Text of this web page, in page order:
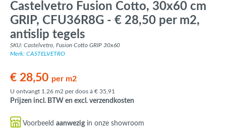
Castelvetro Fusion Cotto, 30x60 cm
GRIP, CFU36R8G - € 28,50 per m2,
antislip tegels
SKU: Castelvetro, Fusion Cotto GRIP 30x60
Merk: CASTELVETRO
€ 28,50 per m2
U ontvangt 1.26 m2 per doos á € 35,91
Prijzen incl. BTW en excl. verzendkosten
Voorbeeld aanwezigin onze showroom